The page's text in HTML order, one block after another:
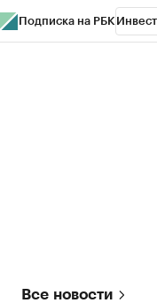
Подписка на РБК
Все новости